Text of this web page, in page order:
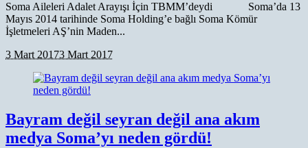
Soma Aileleri Adalet Arayışı İçin TBMM’deydi Soma’da 13
Mayıs 2014 tarihinde Soma Holding’e bağlı Soma Kömür
İşletmeleri AŞ’nin Maden...
3 Mart 20173 Mart 2017
Bayram değil seyran değil ana akım
medya Soma’yı neden gördü!